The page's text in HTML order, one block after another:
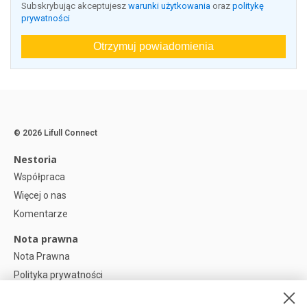
Subskrybując akceptujesz warunki użytkowania oraz politykę
prywatności
Otrzymuj powiadomienia
© 2026 Lifull Connect
Nestoria
Współpraca
Więcej o nas
Komentarze
Nota prawna
Nota Prawna
Polityka prywatności